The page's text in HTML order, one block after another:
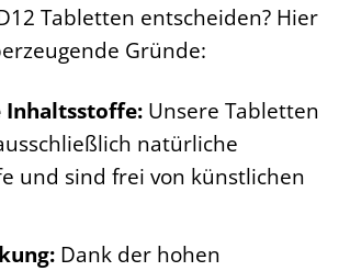
Tabletten entscheiden? Hier
Gründe:
Unsere Tabletten
natürliche
und sind frei von künstlichen
Dank der hohen